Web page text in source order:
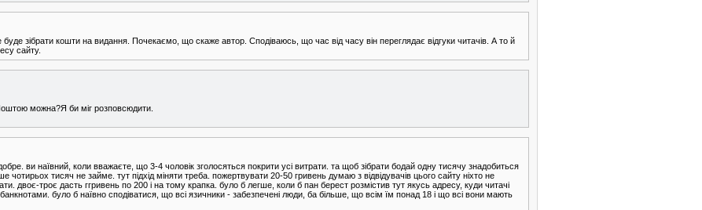
зібрати кошти на видання. Почекаємо, що скаже автор. Сподіваюсь, що час від часу він переглядає відгуки читачів. А то й
сайту.
можна?Я би міг розповсюдити.
ви наївний, коли вважаєте, що 3-4 чоловік зголосяться покрити усі витрати. та щоб зібрати бодай одну тисячу знадобиться
тисяч не займе. тут підхід міняти треба. пожертвувати 20-50 гривень думаю з відвідувачів цього сайту ніхто не
двоє-троє дасть ггривень по 200 і на тому крапка. було б легше, коли б пан берест розмістив тут якусь адресу, куди читачі
було б наївно сподіватися, що всі язичники - забезпечені люди, ба більше, що всім їм понад 18 і що всі вони мають